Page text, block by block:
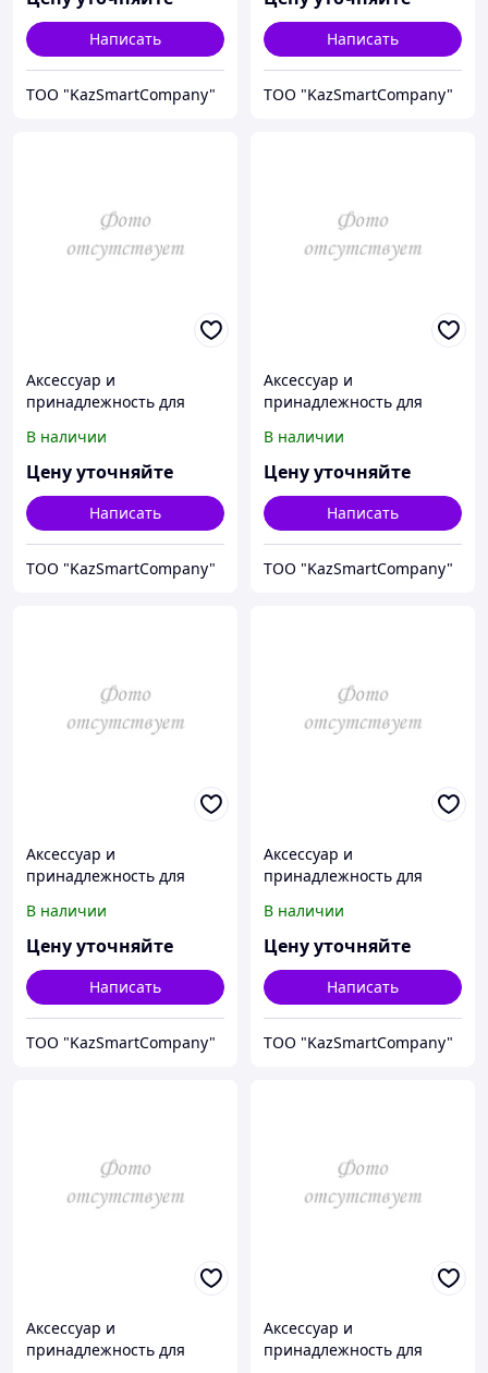
Написать
ТОО "KazSmartCompany"
Написать
ТОО "KazSmartCompany"
Аксессуар и
принадлежность для
калибровки Fluke
Calibration 2126
В наличии
Цену уточняйте
Написать
ТОО "KazSmartCompany"
Аксессуар и
принадлежность для
калибровки Fluke
Calibration 2942-9260
В наличии
Цену уточняйте
Написать
ТОО "KazSmartCompany"
Аксессуар и
принадлежность для
калибровки Fluke
Calibration 3102-0
В наличии
Цену уточняйте
Написать
ТОО "KazSmartCompany"
Аксессуар и
принадлежность для
калибровки Fluke
Calibration 3102-1
В наличии
Цену уточняйте
Написать
ТОО "KazSmartCompany"
Аксессуар и
принадлежность для
Аксессуар и
принадлежность для